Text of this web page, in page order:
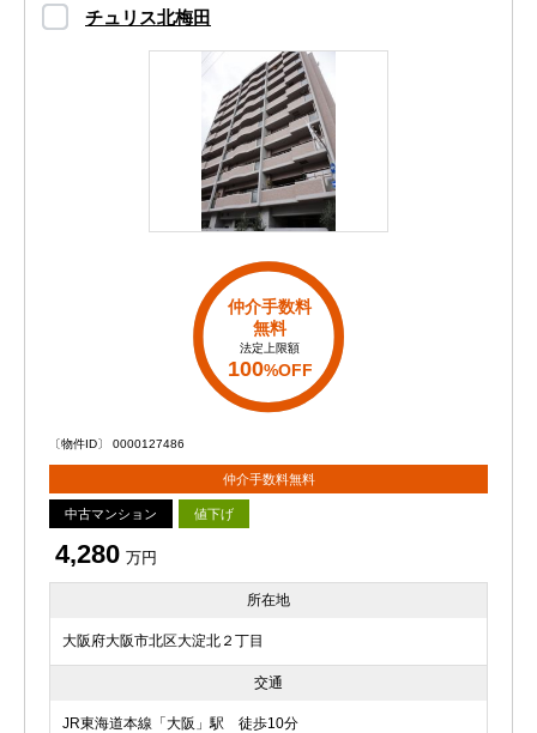
チュリス北梅田
仲介手数料
無料
法定上限額
100%OFF
〔物件ID〕 0000127486
仲介手数料無料
中古マンション 値下げ
4,280 万円
所在地
大阪府大阪市北区大淀北２丁目
交通
JR東海道本線「大阪」駅 徒歩10分